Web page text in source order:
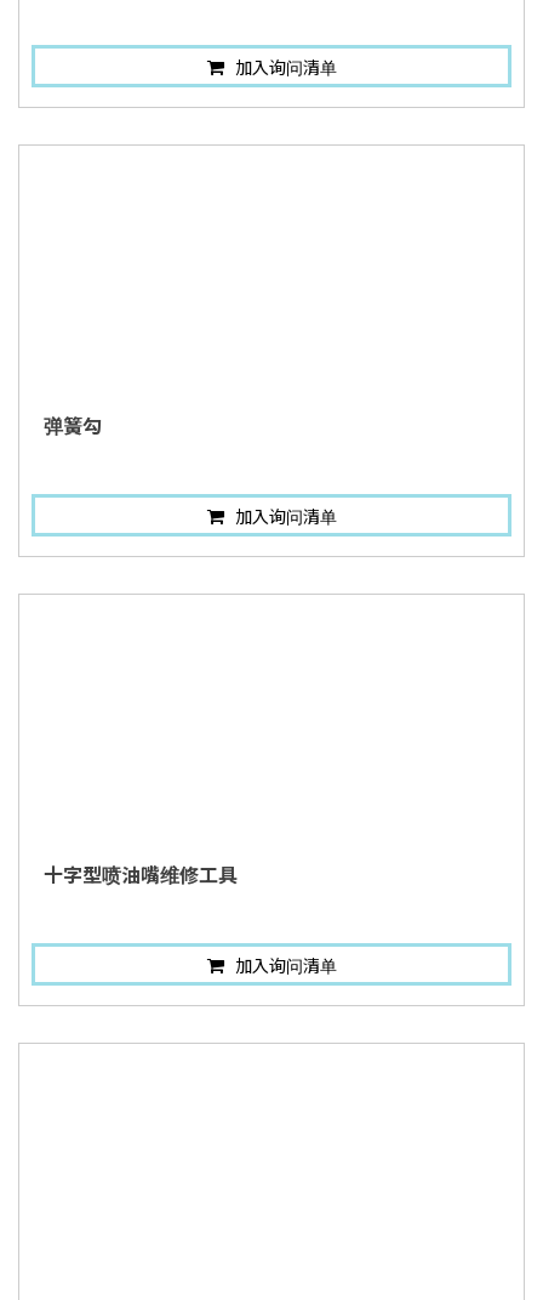
加入询问清单
弹簧勾
加入询问清单
十字型喷油嘴维修工具
加入询问清单